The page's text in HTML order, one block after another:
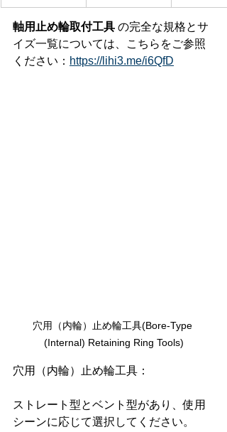
軸用止め輪取付工具 の完全な規格とサ
イズ一覧については、こちらをご参照
ください： https://lihi3.me/i6QfD
穴用（内輪）止め輪工具(Bore-Type
(Internal) Retaining Ring Tools)
穴用（内輪）止め輪工具：
ストレート型とベント型があり、使用
シーンに応じて選択してください。